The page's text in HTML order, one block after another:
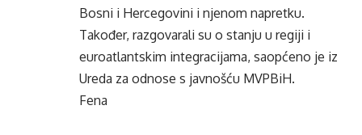
Bosni i Hercegovini i njenom napretku.
Također, razgovarali su o stanju u regiji i
euroatlantskim integracijama, saopćeno je iz
Ureda za odnose s javnošću MVPBiH.
Fena